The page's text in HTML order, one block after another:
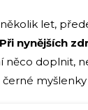
let,
Při nynějších
něco doplnit,
černé